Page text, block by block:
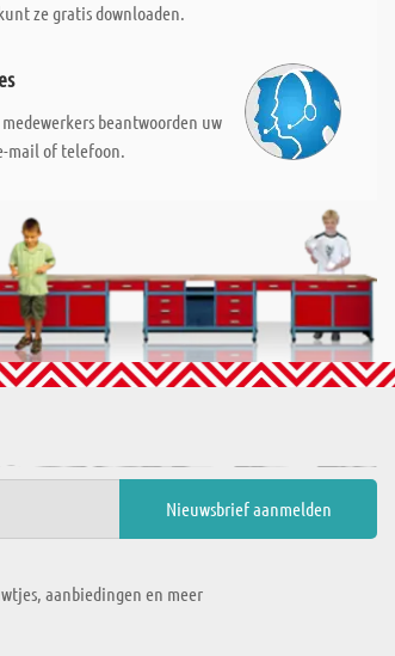
ze gratis downloaden.
beantwoorden uw
mail of telefoon.
aanbiedingen en meer